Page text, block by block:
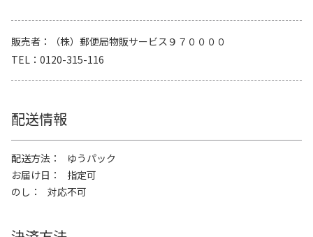
販売者
（株）郵便局物販サービス９７００００
TEL
0120-315-116
配送情報
配送方法
ゆうパック
お届け日
指定可
のし
対応不可